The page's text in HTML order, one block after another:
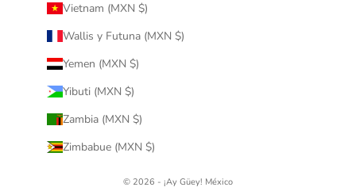
Vietnam (MXN $)
Wallis y Futuna (MXN $)
Yemen (MXN $)
Yibuti (MXN $)
Zambia (MXN $)
Zimbabue (MXN $)
© 2026 - ¡Ay Güey! México